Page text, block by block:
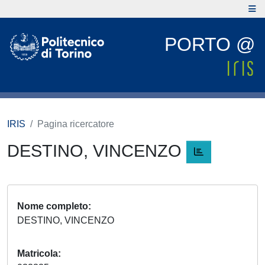
PORTO @
IRIS Pagina ricercatore
DESTINO, VINCENZO
Nome completo
DESTINO, VINCENZO
Matricola